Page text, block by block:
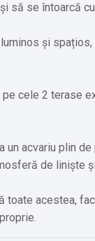
să se întoarcă
și
cele 2 terase
un acvariu plin
de liniște
toate acestea,